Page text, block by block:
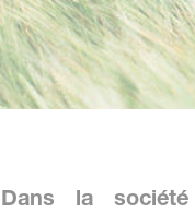
Dans la